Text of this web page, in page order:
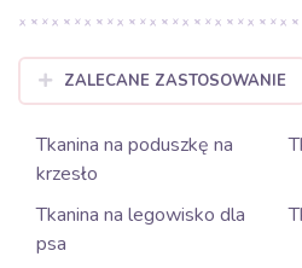
ZALECANE ZASTOSOWANIE
Tkanina na poduszkę na
krzesło
Tkanina na legowisko dla
psa